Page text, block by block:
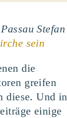
Stefan
sein
die
grei­fen
die­se. Und in
eini­ge